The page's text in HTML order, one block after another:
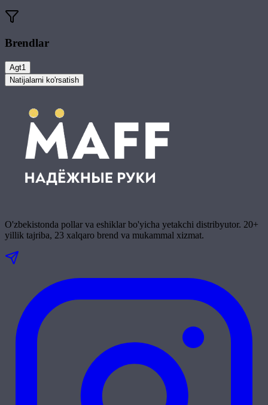
Brendlar
Agt1
Natijalarni ko'rsatish
O'zbekistonda pollar va eshiklar bo'yicha yetakchi distribyutor. 20+
yillik tajriba, 23 xalqaro brend va mukammal xizmat.